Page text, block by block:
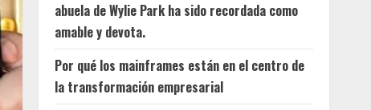
abuela de Wylie Park ha sido recordada como
amable y devota.
Por qué los mainframes están en el centro de
la transformación empresarial